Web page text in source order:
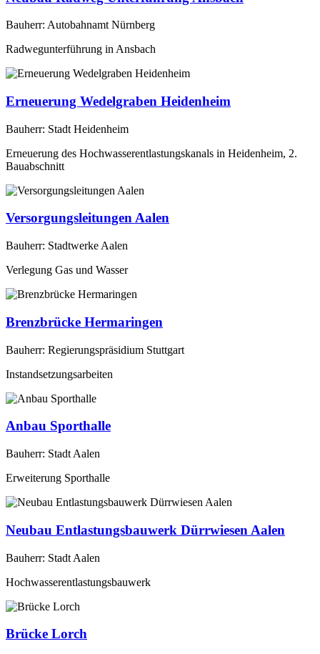
Bauherr: Autobahnamt Nürnberg
Radwegunterführung in Ansbach
Erneuerung Wedelgraben Heidenheim
Bauherr: Stadt Heidenheim
Erneuerung des Hochwasserentlastungskanals in Heidenheim, 2.
Bauabschnitt
Versorgungsleitungen Aalen
Bauherr: Stadtwerke Aalen
Verlegung Gas und Wasser
Brenzbrücke Hermaringen
Bauherr: Regierungspräsidium Stuttgart
Instandsetzungsarbeiten
Anbau Sporthalle
Bauherr: Stadt Aalen
Erweiterung Sporthalle
Neubau Entlastungsbauwerk Dürrwiesen Aalen
Bauherr: Stadt Aalen
Hochwasserentlastungsbauwerk
Brücke Lorch